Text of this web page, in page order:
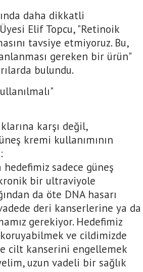
daha dikkatli
Elif Topcu, "Retinoik
tavsiye etmiyoruz. Bu,
gereken bir ürün"
bulundu.
karşı değil,
kremi kullanımının
sadece güneş
kronik bir ultraviyole
da öte DNA hasarı
deri kanserlerine ya da
gerekiyor. Hedefimiz
ve cildimizde
cilt kanserini engellemek
uzun vadeli bir sağlık